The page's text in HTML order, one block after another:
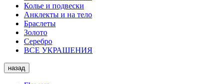
Колье и подвески
Анклекты и на тело
Браслеты
Золото
Серебро
ВСЕ УКРАШЕНИЯ
назад